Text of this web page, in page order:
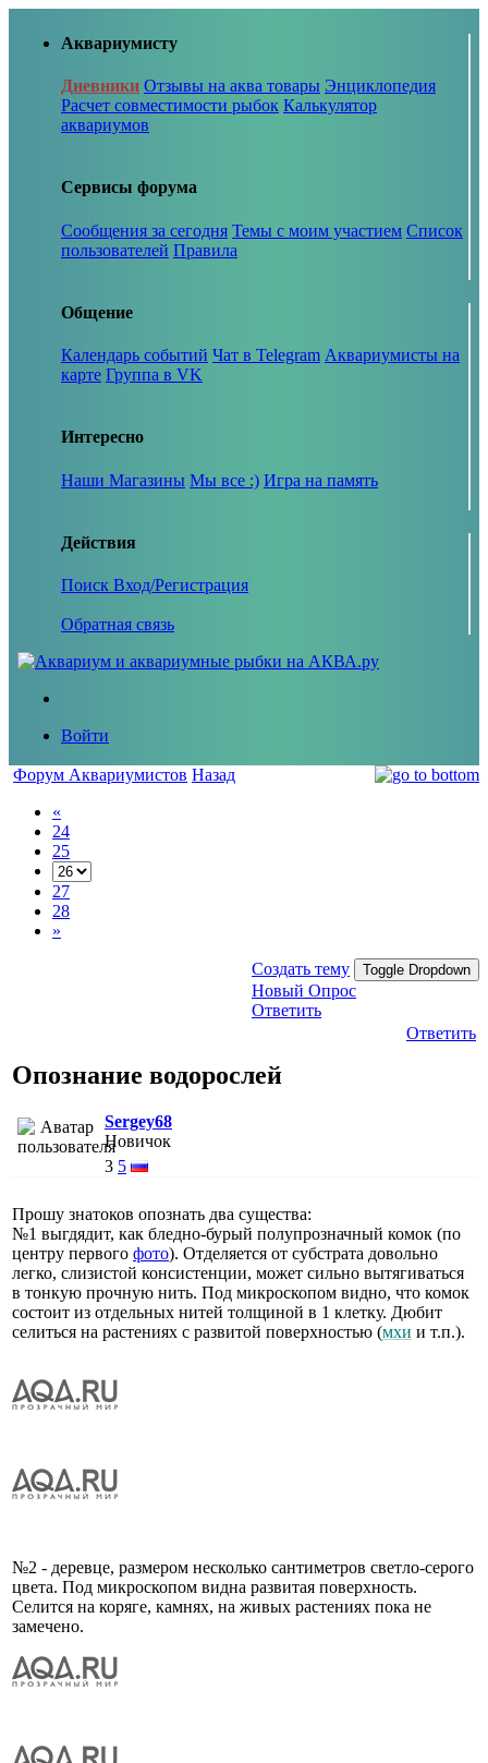
Аквариумисту
Дневники Отзывы на аква товары Энциклопедия
Расчет совместимости рыбок Калькулятор
аквариумов
Сервисы форума
Сообщения за сегодня Темы с моим участием Список
пользователей Правила
Общение
Календарь событий Чат в Telegram Аквариумисты на
карте Группа в VK
Интересно
Наши Магазины Мы все :) Игра на память
Действия
Поиск Вход/Регистрация
Обратная связь
Войти
Форум Аквариумистов Назад
«
24
25
27
28
»
Создать тему Toggle Dropdown
Новый Опрос
Ответить
Ответить
Опознание водорослей
Sergey68
Новичок
3 5
Прошу знатоков опознать два существа:
№1 выгдядит, как бледно-бурый полупрозначный комок (по
центру первого фото). Отделяется от субстрата довольно
легко, слизистой консистенции, может сильно вытягиваться
в тонкую прочную нить. Под микроскопом видно, что комок
состоит из отдельных нитей толщиной в 1 клетку. Дюбит
селиться на растениях с развитой поверхностью (мхи и т.п.).
№2 - деревце, размером несколько сантиметров светло-серого
цвета. Под микроскопом видна развитая поверхность.
Селится на коряге, камнях, на живых растениях пока не
замечено.